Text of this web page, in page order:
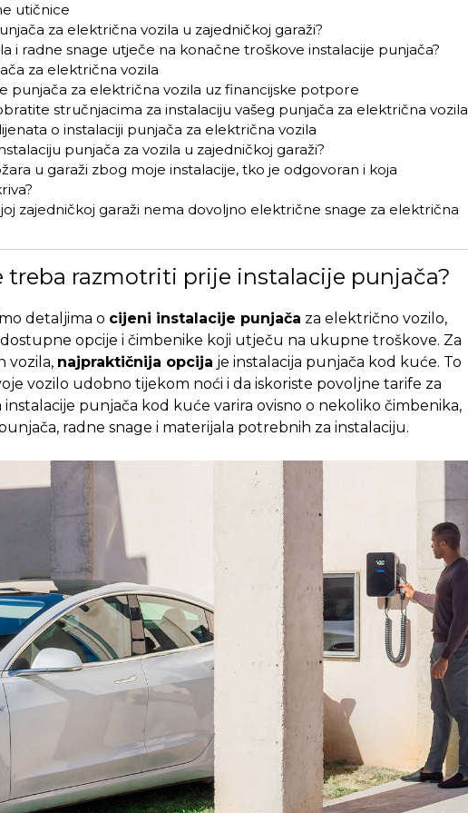
utičnice
za električna vozila u zajedničkoj garaži?
i radne snage utječe na konačne troškove instalacije punjača?
za električna vozila
punjača za električna vozila uz financijske potpore
stručnjacima za instalaciju vašeg punjača za električna vozila
o instalaciji punjača za električna vozila
punjača za vozila u zajedničkoj garaži?
u garaži zbog moje instalacije, tko je odgovoran i koja
zajedničkoj garaži nema dovoljno električne snage za električna
treba razmotriti prije instalacije punjača?
detaljima o cijeni instalacije punjača za električno vozilo,
opcije i čimbenike koji utječu na ukupne troškove. Za
vozila, najpraktičnija opcija je instalacija punjača kod kuće. To
vozilo udobno tijekom noći i da iskoriste povoljne tarife za
punjača kod kuće varira ovisno o nekoliko čimbenika,
radne snage i materijala potrebnih za instalaciju.